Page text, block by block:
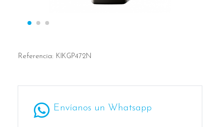
Referencia: KIKGP472N
Envíanos un Whatsapp